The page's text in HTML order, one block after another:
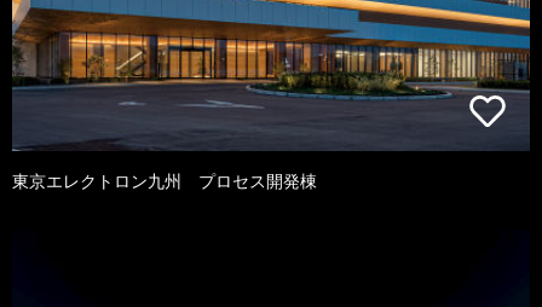
東京エレクトロン九州 プロセス開発棟